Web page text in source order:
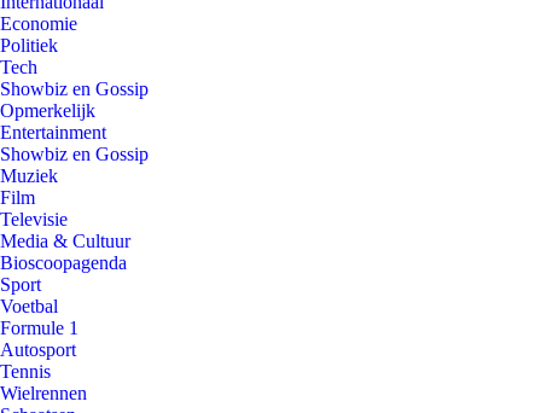
Economie
Politiek
Tech
Showbiz en Gossip
Opmerkelijk
Entertainment
Showbiz en Gossip
Muziek
Film
Televisie
Media & Cultuur
Bioscoopagenda
Sport
Voetbal
Formule 1
Autosport
Tennis
Wielrennen